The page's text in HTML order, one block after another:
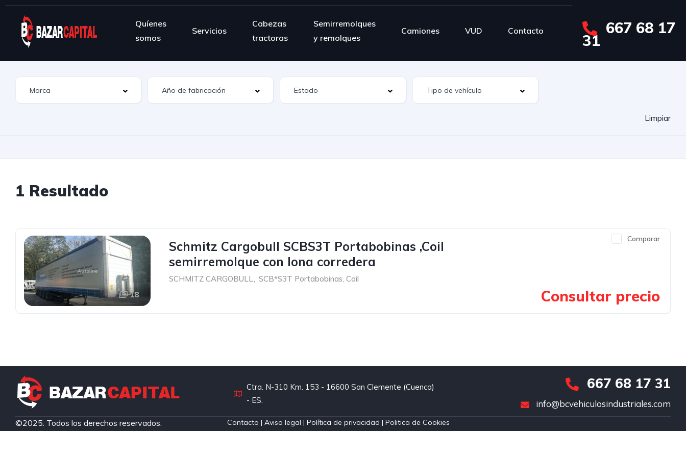
Quíenes
somos
Servicios
Cabezas
tractoras
Semirremolques
y remolques
Camiones VUD Contacto 667 68 17
31
Limpiar
1 Resultado
18
Comparar
Schmitz Cargobull SCBS3T Portabobinas ,Coil
semirremolque con lona corredera
SCHMITZ CARGOBULL, SCB*S3T Portabobinas, Coil
Consultar precio
Ctra. N-310 Km. 153 - 16600 San Clemente (Cuenca)
- ES.
667 68 17 31
info@bcvehiculosindustriales.com
©2025. Todos los derechos reservados. Contacto | Aviso legal |Política de privacidad |Politica de Cookies